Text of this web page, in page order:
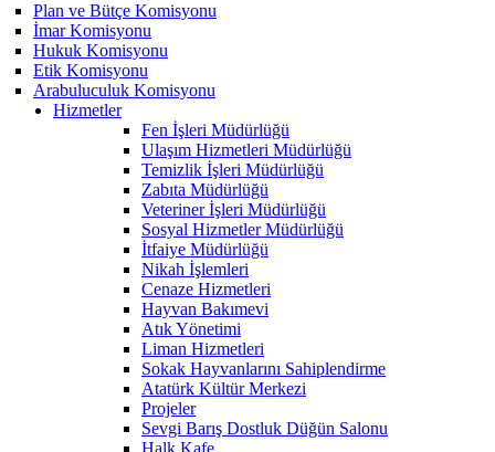
Plan ve Bütçe Komisyonu
İmar Komisyonu
Hukuk Komisyonu
Etik Komisyonu
Arabuluculuk Komisyonu
Hizmetler
Fen İşleri Müdürlüğü
Ulaşım Hizmetleri Müdürlüğü
Temizlik İşleri Müdürlüğü
Zabıta Müdürlüğü
Veteriner İşleri Müdürlüğü
Sosyal Hizmetler Müdürlüğü
İtfaiye Müdürlüğü
Nikah İşlemleri
Cenaze Hizmetleri
Hayvan Bakımevi
Atık Yönetimi
Liman Hizmetleri
Sokak Hayvanlarını Sahiplendirme
Atatürk Kültür Merkezi
Projeler
Sevgi Barış Dostluk Düğün Salonu
Halk Kafe